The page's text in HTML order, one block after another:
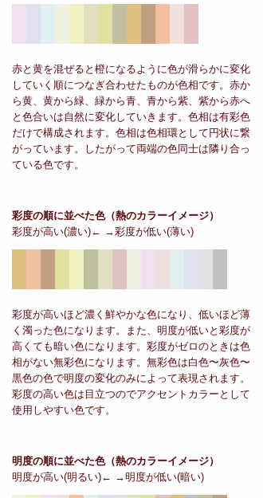
赤と黄を混ぜると橙になるように色が滑らかに変化
していく順につなぎ合わせたものが色相です。赤か
ら黄、黄から緑、緑から青、青から紫、紫から赤へ
と色合いは自然に変化していきます。色相は有彩色
だけで構成されます。色相は色相環として円状に繋
がっています。したがって両端の色同士は隣り合っ
ている色です。
彩度の順に並べた色（熱のカラーイメージ）
彩度が高い(濃い)← →彩度が低い(薄い)
彩度が高いほど濃く鮮やかな色になり、低いほど薄
く濁った色になります。また、明度が低いと彩度が
高くても暗い色になります。彩度がゼロのときは色
相がない無彩色になります。無彩色は白色〜灰色〜
黒色の色で明度の変化のみによって表現されます。
彩度の高い色は目立つのでアクセントカラーとして
使用しやすい色です。
明度の順に並べた色（熱のカラーイメージ）
明度が高い(明るい)← →明度が低い(暗い)